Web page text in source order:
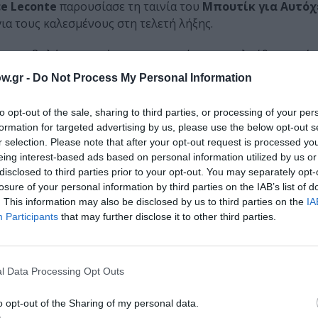
- Do Not Process My Personal Information
opt-out of the sale, sharing to third parties, or processing of your
for targeted advertising by us, please use the below opt-out
selection. Please note that after your opt-out request is processed
interest-based ads based on personal information utilized by us
to third parties prior to your opt-out. You may separately
of your personal information by third parties on the IAB’s list of
This information may also be disclosed by us to third parties on the
Participants that may further disclose it to other third parties.
Data Processing Opt Outs
opt-out of the Sharing of my personal data.
Leconte παρουσίασε τη ταινία του Μπουτίκ για
τους καλεσμένους στη τελετή λήξης.
προβολή της ταινίας για το κοινό, που ακολούθησε
στοCulturenow.gr
Δες
και τον Πολιτισμό!